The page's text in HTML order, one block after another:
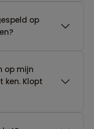
op
op mijn
ken. Klopt